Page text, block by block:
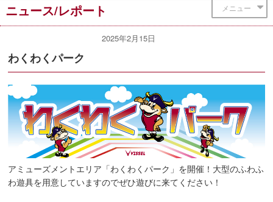
メニュー
ニュース/レポート
2025年2月15日
わくわくパーク
アミューズメントエリア「わくわくパーク」を開催！大型のふわふ
わ遊具を用意していますのでぜひ遊びに来てください！